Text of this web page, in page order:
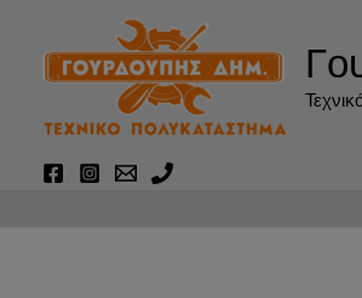
περιεχόμενο